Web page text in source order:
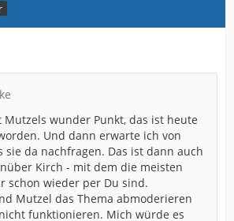
Mutzels wunder Punkt, das ist heute
Und dann erwarte ich von
sie da nachfragen. Das ist dann auch
Kirch - mit dem die meisten
schon wieder per Du sind.
Mutzel das Thema abmoderieren
funktionieren. Mich würde es